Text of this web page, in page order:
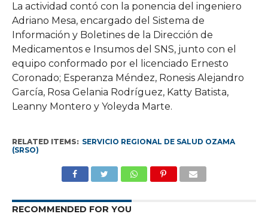
La actividad contó con la ponencia del ingeniero
Adriano Mesa, encargado del Sistema de
Información y Boletines de la Dirección de
Medicamentos e Insumos del SNS, junto con el
equipo conformado por el licenciado Ernesto
Coronado; Esperanza Méndez, Ronesis Alejandro
García, Rosa Gelania Rodríguez, Katty Batista,
Leanny Montero y Yoleyda Marte.
RELATED ITEMS: SERVICIO REGIONAL DE SALUD OZAMA
(SRSO)
RECOMMENDED FOR YOU